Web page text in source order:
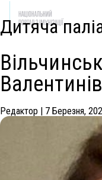
Дитяча
Редактор | 7 Березня,